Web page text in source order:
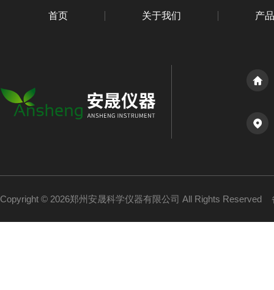
首页 关于我们 产
Copyright © 2026郑州安晟科学仪器有限公司 All Rights Reserved